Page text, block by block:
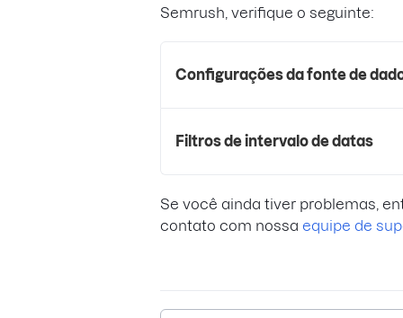
Semrush, verifique o seguinte:
Configurações da fonte de
Filtros de intervalo de datas
Se você ainda tiver problemas,
contato com nossa equipe de